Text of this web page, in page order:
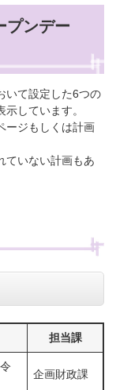
プンデー
いて設定した6つの
しています。
ージもしくは計画
ていない計画もあ
担当課
企画財政課